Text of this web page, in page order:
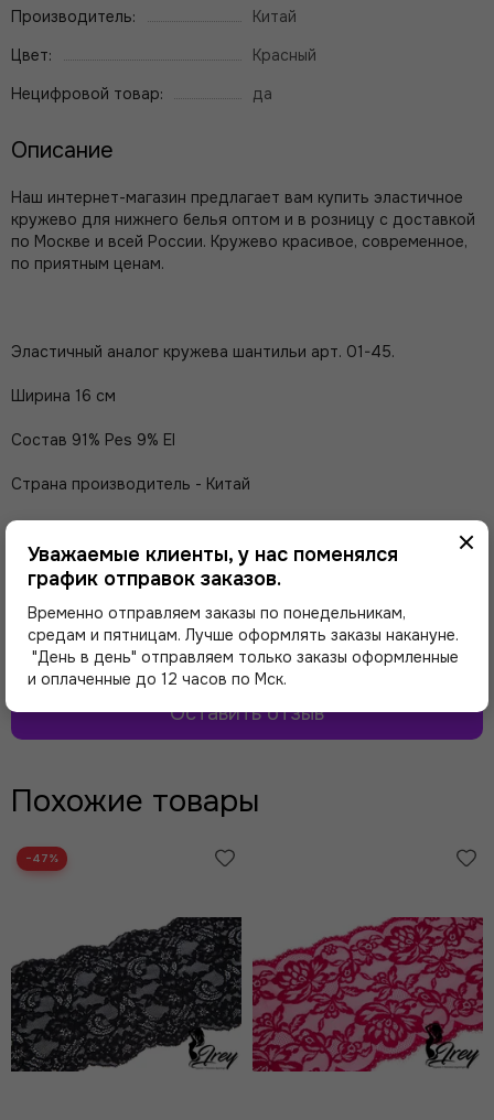
Производитель:
Китай
Цвет:
Красный
Нецифровой товар:
да
Описание
Наш интернет-магазин предлагает вам купить эластичное
кружево для нижнего белья оптом и в розницу с доставкой
по Москве и всей России. Кружево красивое, современное,
по приятным ценам.
Эластичный аналог кружева шантильи арт. 01-45.
Ширина 16 см
Состав 91% Pes 9% El
Страна производитель - Китай
Отзывы о товаре
Здесь еще никто не оставлял отзывы. Будьте
первым!
Оставить отзыв
Похожие товары
−47%
Уважаемые клиенты, у нас поменялся
график отправок заказов.
Временно отправляем заказы по понедельникам,
средам и пятницам. Лучше оформлять заказы накануне.
"День в день" отправляем только заказы оформленные
и оплаченные до 12 часов по Мск.